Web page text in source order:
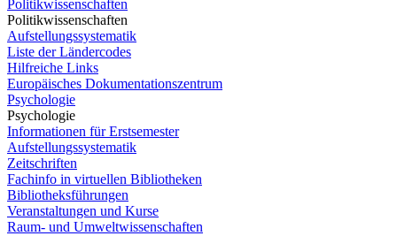
Politikwissenschaften
Politikwissenschaften
Aufstellungssystematik
Liste der Ländercodes
Hilfreiche Links
Europäisches Dokumentationszentrum
Psychologie
Psychologie
Informationen für Erstsemester
Aufstellungssystematik
Zeitschriften
Fachinfo in virtuellen Bibliotheken
Bibliotheksführungen
Veranstaltungen und Kurse
Raum- und Umweltwissenschaften